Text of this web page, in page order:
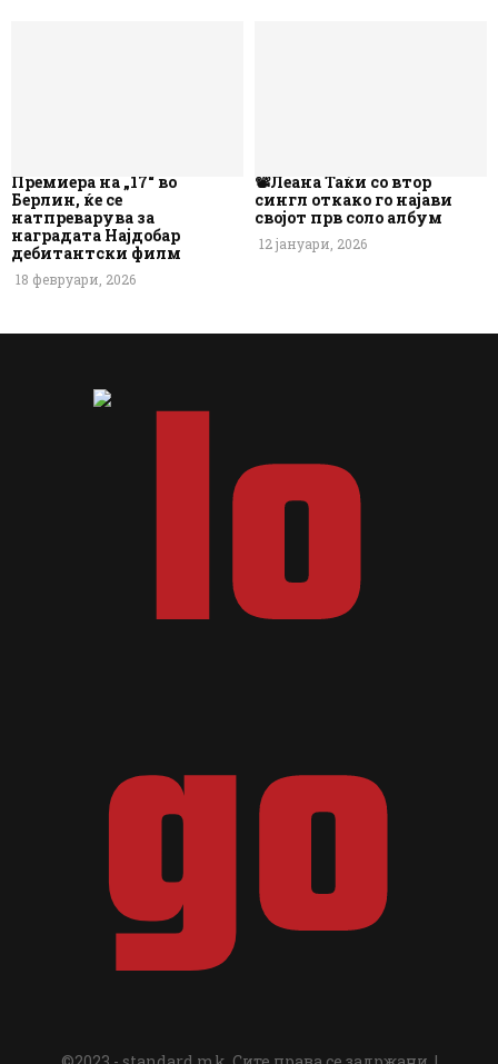
Премиера на „17“ во
Берлин, ќе се
натпреварува за
наградата Најдобар
дебитантски филм
18 февруари, 2026
📽️Леана Таќи со втор
сингл откако го најави
својот прв соло албум
12 јануари, 2026